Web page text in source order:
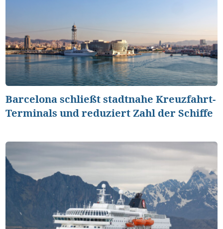
Barcelona schließt stadtnahe Kreuzfahrt-
Terminals und reduziert Zahl der Schiffe